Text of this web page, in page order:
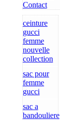
Contact
ceinture
gucci
femme
nouvelle
collection
sac pour
femme
gucci
sac a
bandouliere